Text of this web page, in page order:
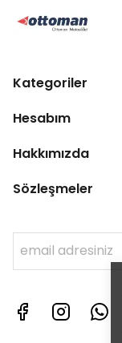
Kategoriler
Hesabım
Hakkımızda
Sözleşmeler